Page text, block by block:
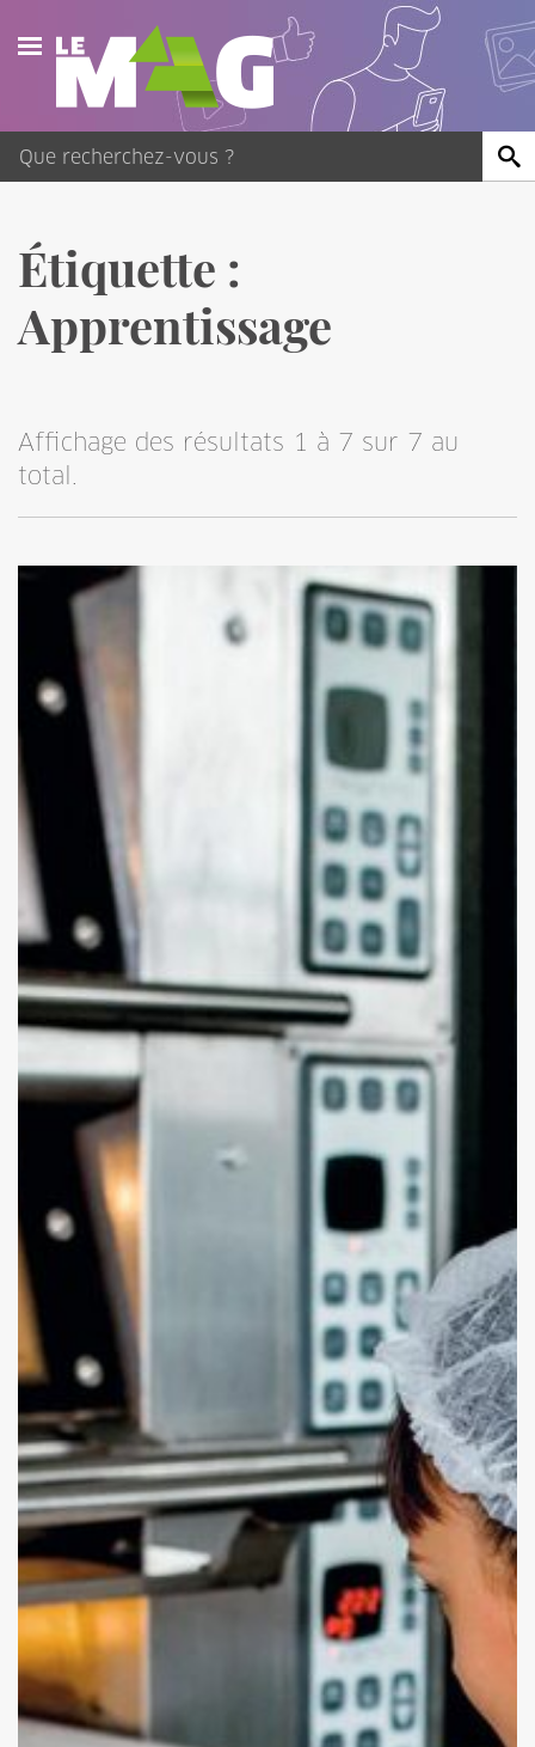
Actualités
Agenda
Vidéos
Contact
Étiquette :
Apprentissage
Affichage des résultats 1 à 7 sur 7 au
total.